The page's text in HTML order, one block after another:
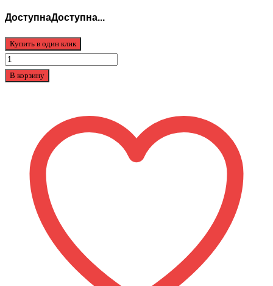
ДоступнаДоступна...
Купить в один клик
Количество
товара
сумкой)
В корзину